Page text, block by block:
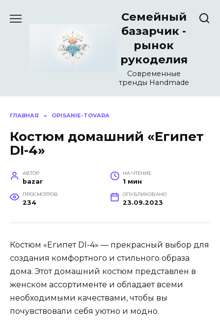
Семейный
базарчик -
рынок
рукоделия
Современные
тренды Handmade
ГЛАВНАЯ » OPISANIE-TOVARA
Костюм домашний «Египет
DI-4»
АВТОР
bazar
НА ЧТЕНИЕ
1 мин
ПРОСМОТРОВ
234
ОПУБЛИКОВАНО
23.09.2023
Костюм «Египет DI-4» — прекрасный выбор для
создания комфортного и стильного образа
дома. Этот домашний костюм представлен в
женском ассортименте и обладает всеми
необходимыми качествами, чтобы вы
почувствовали себя уютно и модно.